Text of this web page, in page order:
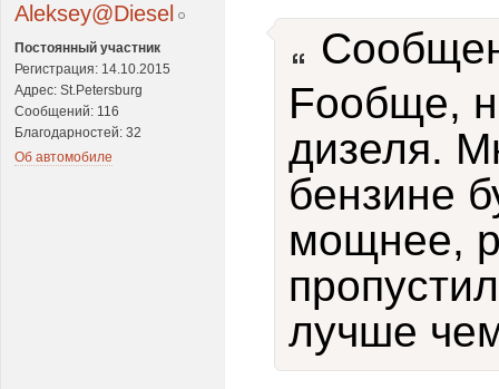
Aleksey@Diesel
Постоянный участник
Регистрация: 14.10.2015
Адрес: St.Petersburg
Сообщений: 116
Благодарностей: 32
Об автомобиле
Fообще,
дизеля.
бензине
мощнее,
лучше